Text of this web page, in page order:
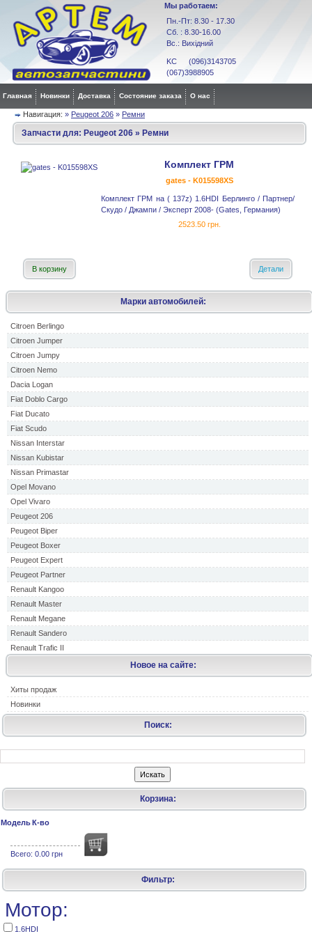
Мы работаем:
Пн.-Пт: 8.30 - 17.30
Сб. : 8.30-16.00
Вс.: Вихідний
KC (096)3143705
(067)3988905
Главная Новинки Доставка Состояние заказа О нас
Навигация: » Peugeot 206 » Ремни
Марки автомобилей:
Citroen Berlingo
Citroen Jumper
Citroen Jumpy
Citroen Nemo
Dacia Logan
Fiat Doblo Cargo
Fiat Ducato
Fiat Scudo
Nissan Interstar
Nissan Kubistar
Nissan Primastar
Opel Movano
Opel Vivaro
Peugeot 206
Peugeot Biper
Peugeot Boxer
Peugeot Expert
Peugeot Partner
Renault Kangoo
Renault Master
Renault Megane
Renault Sandero
Renault Trafic II
Новое на сайте:
Хиты продаж
Новинки
Запчасти для: Peugeot 206 » Ремни
Комплект ГРМ
gates - K015598XS
Комплект ГРМ на ( 137z) 1.6HDI Берлинго / Партнер/
Скудо / Джампи / Эксперт 2008- (Gates, Германия)
2523.50 грн.
В корзину Детали
Поиск:
Корзина:
Модель К-во
Всего: 0.00 грн
Фильтр:
Мотор:
1.6HDI